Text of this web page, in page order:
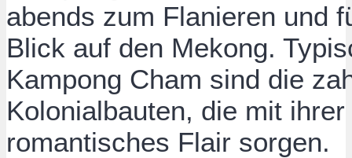
abends zum Flanieren und
Blick auf den Mekong.
Kampong Cham sind die
Kolonialbauten, die mit
romantisches Flair sorgen.